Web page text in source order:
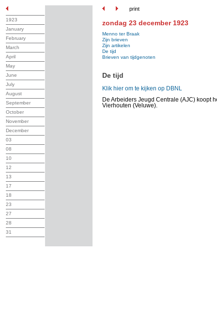
print
1923
January
February
March
April
May
June
July
August
September
October
November
December
03
08
10
12
13
17
18
23
27
28
31
zondag 23 december 1923
Menno ter Braak
Zijn brieven
Zijn artikelen
De tijd
Brieven van tijdgenoten
De tijd
Klik hier om te kijken op DBNL
De Arbeiders Jeugd Centrale (AJC) koopt
Vierhouten (Veluwe).